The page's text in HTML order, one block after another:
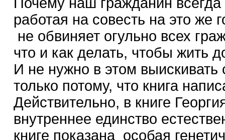
работая на совесть на это же
не обвиняет огульно всех
что и как делать, чтобы жить
И не нужно в этом выискивать
только потому, что книга
Действительно, в книге
внутреннее единство
книге показана особая